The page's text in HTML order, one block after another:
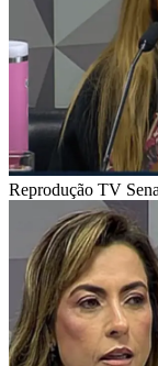
Reprodução TV